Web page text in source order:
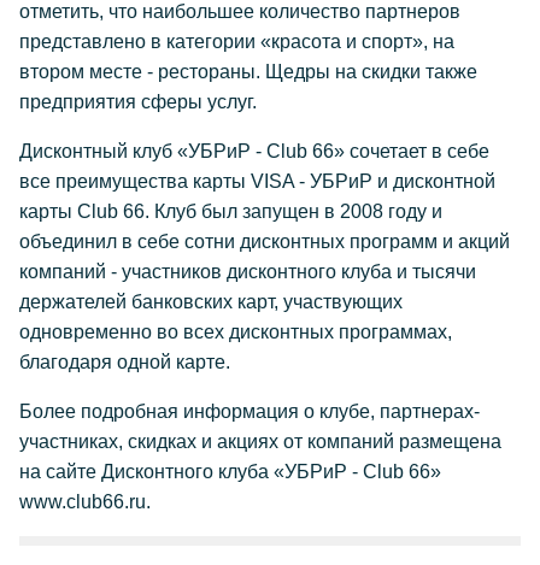
отметить, что наибольшее количество партнеров
представлено в категории «красота и спорт», на
втором месте - рестораны. Щедры на скидки также
предприятия сферы услуг.
Дисконтный клуб «УБРиР - Club 66» сочетает в себе
все преимущества карты VISA - УБРиР и дисконтной
карты Club 66. Клуб был запущен в 2008 году и
объединил в себе сотни дисконтных программ и акций
компаний - участников дисконтного клуба и тысячи
держателей банковских карт, участвующих
одновременно во всех дисконтных программах,
благодаря одной карте.
Более подробная информация о клубе, партнерах-
участниках, скидках и акциях от компаний размещена
на сайте Дисконтного клуба «УБРиР - Club 66»
www.club66.ru.